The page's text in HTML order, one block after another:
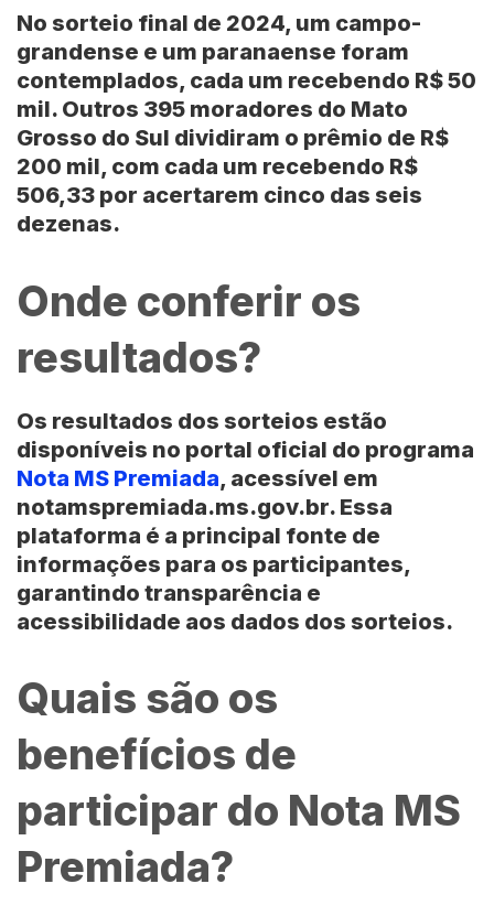
No sorteio final de 2024, um campo-
grandense e um paranaense foram
contemplados, cada um recebendo R$ 50
mil. Outros 395 moradores do Mato
Grosso do Sul dividiram o prêmio de R$
200 mil, com cada um recebendo R$
506,33 por acertarem cinco das seis
dezenas.
Onde conferir os
resultados?
Os resultados dos sorteios estão
disponíveis no portal oficial do programa
Nota MS Premiada, acessível em
notamspremiada.ms.gov.br. Essa
plataforma é a principal fonte de
informações para os participantes,
garantindo transparência e
acessibilidade aos dados dos sorteios.
Quais são os
benefícios de
participar do Nota MS
Premiada?